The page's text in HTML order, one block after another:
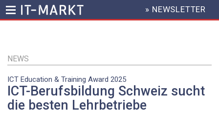
Inhalt
HEADER
MENU
» NEWSLETTER
NEWS
ICT Education & Training Award 2025
ICT-Berufsbildung Schweiz sucht
die besten Lehrbetriebe